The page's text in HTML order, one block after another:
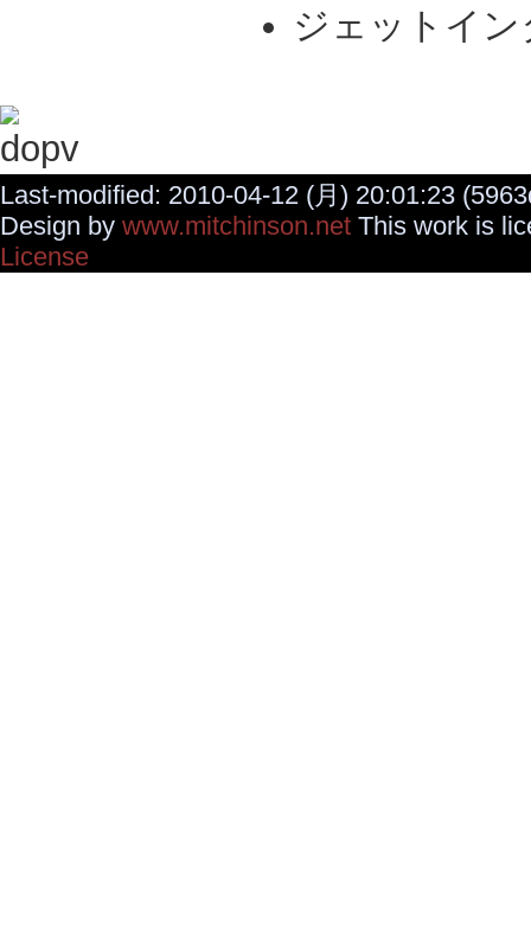
ジェットイ
Last-modified: 2010-04-12 (月) 20:01:23
Design by www.mitchinson.net This work is
License